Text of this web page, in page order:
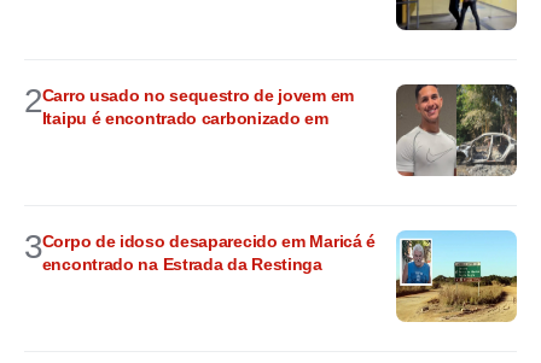
2Carro usado no sequestro de jovem em
Itaipu é encontrado carbonizado em
3Corpo de idoso desaparecido em Maricá é
encontrado na Estrada da Restinga